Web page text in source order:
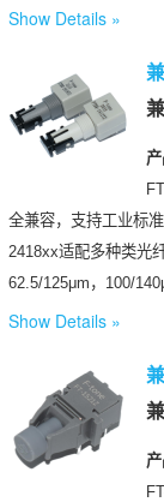
Show Details
全兼容，支持工业标
2418xx适配多种类光
62.5/125μm，100/
Show Details